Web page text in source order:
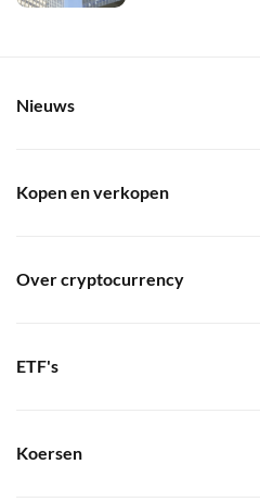
Nieuws
Kopen en verkopen
Over cryptocurrency
ETF's
Koersen